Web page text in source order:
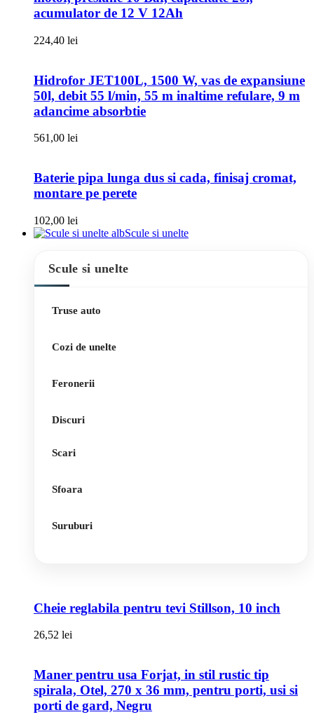
acumulator de 12 V 12Ah
224,40 lei
Hidrofor JET100L, 1500 W, vas de expansiune
50l, debit 55 l/min, 55 m inaltime refulare, 9 m
adancime absorbtie
561,00 lei
Baterie pipa lunga dus si cada, finisaj cromat,
montare pe perete
102,00 lei
Scule si unelte
Scule si unelte
Truse auto
Cozi de unelte
Feronerii
Discuri
Scari
Sfoara
Suruburi
Cheie reglabila pentru tevi Stillson, 10 inch
26,52 lei
Maner pentru usa Forjat, in stil rustic tip
spirala, Otel, 270 x 36 mm, pentru porti, usi si
porti de gard, Negru